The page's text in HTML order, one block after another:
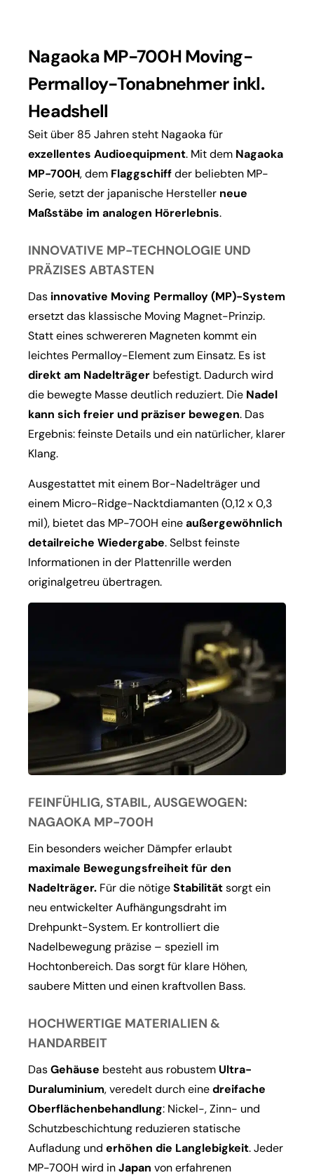
Nagaoka MP-700H Moving-
Permalloy-Tonabnehmer inkl.
Headshell
Seit über 85 Jahren steht Nagaoka für
exzellentes Audioequipment. Mit dem Nagaoka
MP-700H, dem Flaggschiffder beliebten MP-
Serie, setzt der japanische Hersteller neue
Maßstäbe im analogen Hörerlebnis.
INNOVATIVE MP-TECHNOLOGIE UND
PRÄZISES ABTASTEN
Das innovative Moving Permalloy (MP)-System
ersetzt das klassische Moving Magnet-Prinzip.
Statt eines schwereren Magneten kommt ein
leichtes Permalloy-Element zum Einsatz. Es ist
direkt am Nadelträger befestigt. Dadurch wird
die bewegte Masse deutlich reduziert. Die Nadel
kann sich freier und präziser bewegen. Das
Ergebnis: feinste Details und ein natürlicher, klarer
Klang.
Ausgestattet mit einem Bor-Nadelträger und
einem Micro-Ridge-Nacktdiamanten (0,12 x 0,3
mil), bietet das MP-700H eineaußergewöhnlich
detailreiche Wiedergabe. Selbst feinste
Informationen in der Plattenrille werden
originalgetreu übertragen.
FEINFÜHLIG, STABIL, AUSGEWOGEN:
NAGAOKA MP-700H
Ein besonders weicher Dämpfer erlaubt
maximale Bewegungsfreiheit für den
Nadelträger. Für die nötigeStabilitätsorgt ein
neu entwickelter Aufhängungsdraht im
Drehpunkt-System. Er kontrolliert die
Nadelbewegung präzise – speziell im
Hochtonbereich. Das sorgt für klare Höhen,
saubere Mitten und einen kraftvollen Bass.
HOCHWERTIGE MATERIALIEN &
HANDARBEIT
DasGehäuse besteht aus robustem Ultra-
Duraluminium, veredelt durch einedreifache
Oberflächenbehandlung: Nickel-, Zinn- und
Schutzbeschichtung reduzieren statische
Aufladung und erhöhen die Langlebigkeit. Jeder
MP-700H wird inJapan von erfahrenen